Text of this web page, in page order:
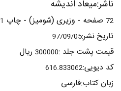
ناشر:میعاد اندیشه
72 صفحه - وزیری (شومیز) - چاپ 1 - 1000
تاریخ نشر:97/09/05
قیمت پشت جلد :300000 ریال
کد دیویی:616.833062
زبان کتاب:فارسی